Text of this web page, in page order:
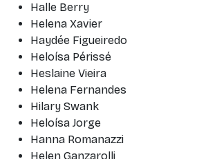
Halle Berry
Helena Xavier
Haydée Figueiredo
Heloísa Périssé
Heslaine Vieira
Helena Fernandes
Hilary Swank
Heloísa Jorge
Hanna Romanazzi
Helen Ganzarolli